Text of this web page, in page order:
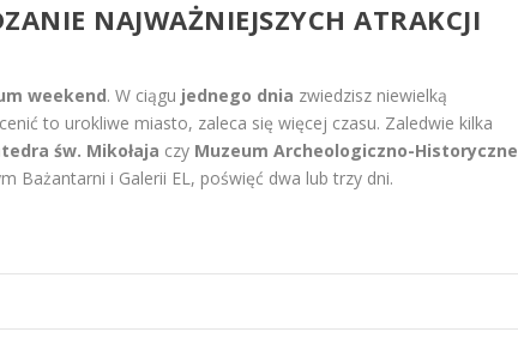
NAJWAŻNIEJSZYCH ATRAKCJI
weekend. W ciągu jednego dnia zwiedzisz niewielką
to urokliwe miasto, zaleca się więcej czasu. Zaledwie kilka
św. Mikołaja czy Muzeum Archeologiczno-Historyczne
Bażantarni i Galerii EL, poświęć dwa lub trzy dni.